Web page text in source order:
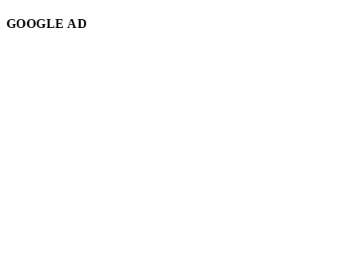
GOOGLE AD